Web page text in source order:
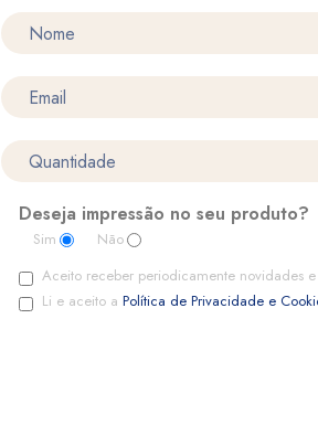
Deseja impressão no seu produto?
Sim
Não
Aceito receber periodicamente novidades
Li e aceito a Política de Privacidade e